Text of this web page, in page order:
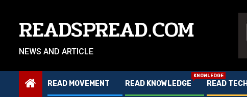
contentREADSPREAD.COM
NEWS AND ARTICLE
READ MOVEMENT READ KNOWLEDGE
KNOWLEDGE
READ TECH